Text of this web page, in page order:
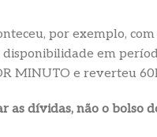
por exemplo,
em
MINUTO e reverteu
as dívidas, não o bolso